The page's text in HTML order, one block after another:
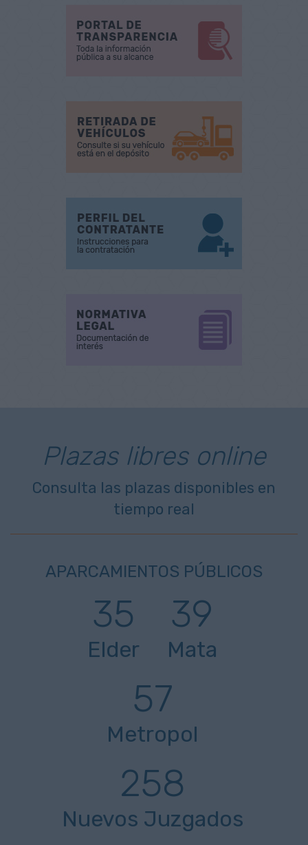
Plazas libres online
Consulta las plazas disponibles en
tiempo real
APARCAMIENTOS PÚBLICOS
35
Elder
39
Mata
57
Metropol
258
Nuevos Juzgados